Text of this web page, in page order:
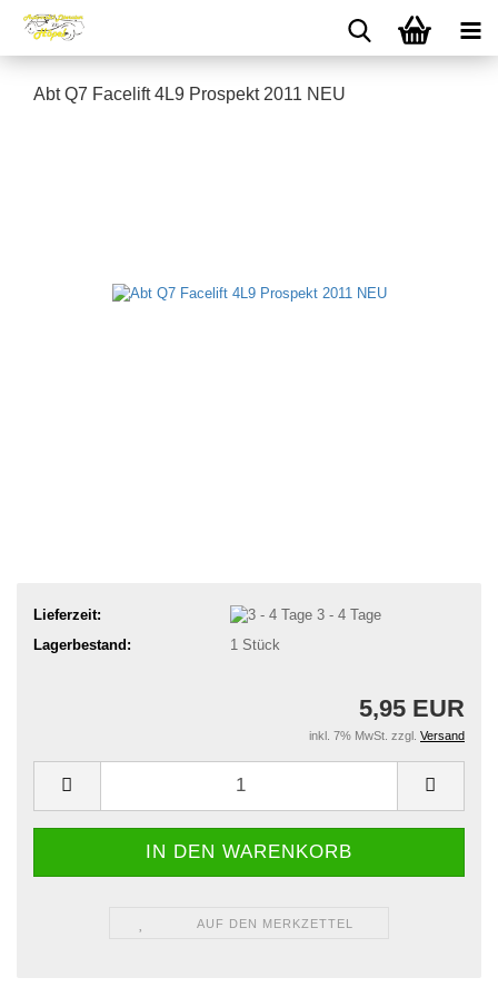
Abt Q7 Facelift 4L9 Prospekt 2011 NEU
Lieferzeit:
3 - 4 Tage
Lagerbestand:
1 Stück
5,95 EUR
inkl. 7% MwSt. zzgl. Versand
AUF DEN MERKZETTEL